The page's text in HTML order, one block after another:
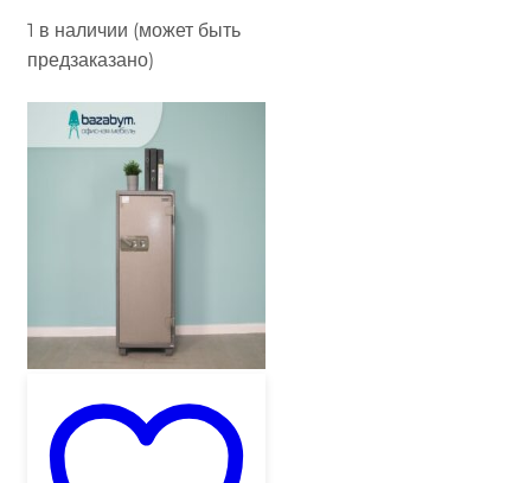
1 в наличии (может быть
предзаказано)